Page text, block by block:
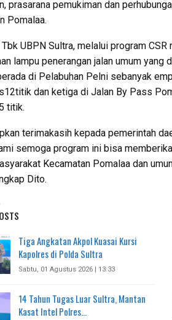
prasarana pemukiman dan
Pomalaa.
UBPN Sultra, melalui program
lampu penerangan jalan umum yang
di Pelabuhan Pelni sebanyak
dan ketiga di Jalan By Pass
titik.
terimakasih kepada pemerintah
semoga program ini bisa
Kecamatan Pomalaa dan
Dito.
Tiga Angkatan Akpol Kuasai Kursi
Kapolres di Polda Sultra
Sabtu, 01 Agustus 2026 | 13:33
14 Tahun Tugas Luar Sultra, Mantan
Kasat Intel Polres…